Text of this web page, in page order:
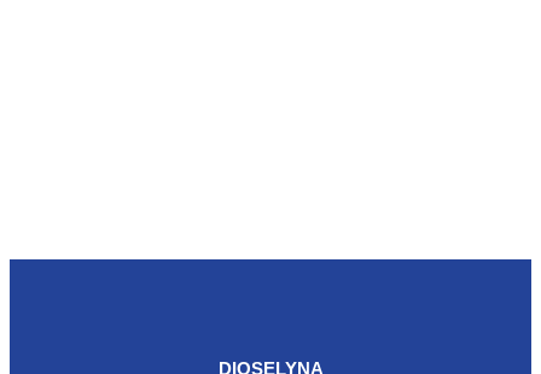
DIOSELYNA